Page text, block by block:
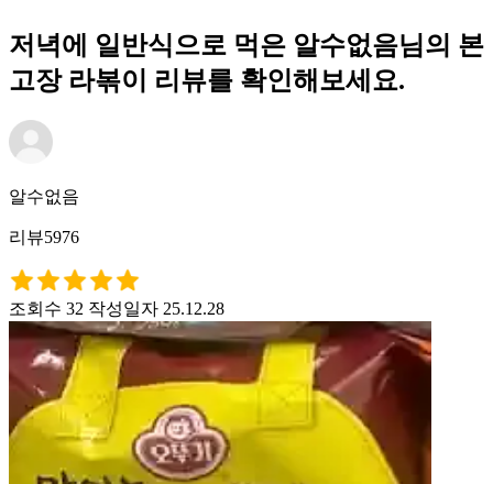
저녁에 일반식으로 먹은 알수없음님의 본
고장 라볶이 리뷰를 확인해보세요.
알수없음
리뷰5976
조회수 32 작성일자 25.12.28